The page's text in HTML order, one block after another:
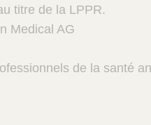
titre de la LPPR.
Medical AG
de la santé